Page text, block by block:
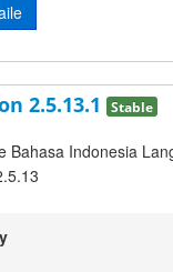
2.5.13.1 Stable
Bahasa Indonesia